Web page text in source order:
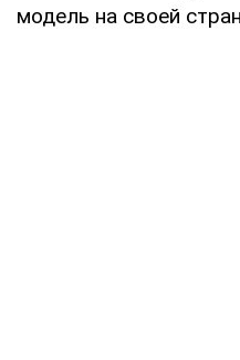
модель на своей